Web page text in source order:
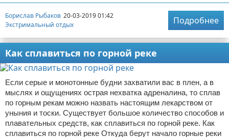
Борислав Рыбаков 20-03-2019 01:42
Экстримальный отдых
Подробнее
Как сплавиться по горной реке
Если серые и монотонные будни захватили вас в плен, а в
мыслях и ощущениях острая нехватка адреналина, то сплав
по горным рекам можно назвать настоящим лекарством от
уныния и тоски. Существует большое количество способов и
плавательных средств, как сплавиться по горной реке. Как
сплавиться по горной реке Откуда берут начало горные реки